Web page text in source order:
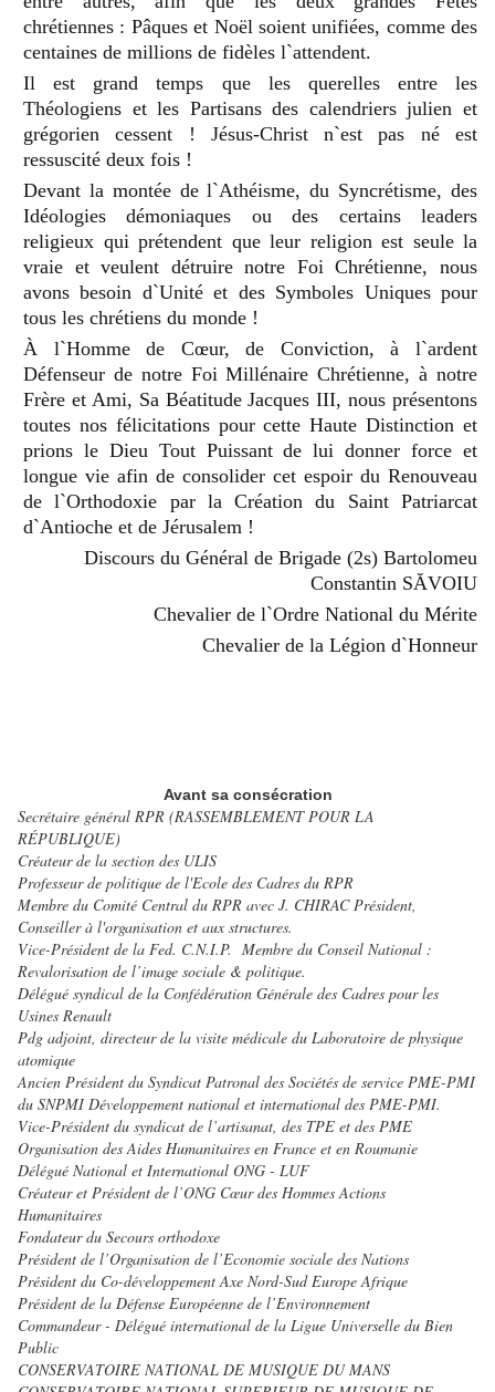
chrétiennes : Pâques et Noël soient unifiées, comme des
centaines de millions de fidèles l`attendent.
Il est grand temps que les querelles entre les
Théologiens et les Partisans des calendriers julien et
grégorien cessent ! Jésus-Christ n`est pas né est
ressuscité deux fois !
Devant la montée de l`Athéisme, du Syncrétisme, des
Idéologies démoniaques ou des certains leaders
religieux qui prétendent que leur religion est seule la
vraie et veulent détruire notre Foi Chrétienne, nous
avons besoin d`Unité et des Symboles Uniques pour
tous les chrétiens du monde !
À l`Homme de Cœur, de Conviction, à l`ardent
Défenseur de notre Foi Millénaire Chrétienne, à notre
Frère et Ami, Sa Béatitude Jacques III, nous présentons
toutes nos félicitations pour cette Haute Distinction et
prions le Dieu Tout Puissant de lui donner force et
longue vie afin de consolider cet espoir du Renouveau
de l`Orthodoxie par la Création du Saint Patriarcat
d`Antioche et de Jérusalem !
Discours du Général de Brigade (2s) Bartolomeu
Constantin SĂVOIU
Chevalier de l`Ordre National du Mérite
Chevalier de la Légion d`Honneur
Avant sa consécration
Secrétaire général RPR (RASSEMBLEMENT POUR LA
RÉPUBLIQUE)
Créateur de la section des ULIS
Professeur de politique de l'Ecole des Cadres du RPR
Membre du Comité Central du RPR avec J. CHIRAC Président,
Conseiller à l'organisation et aux structures.
Vice-Président de la Fed. C.N.I.P. Membre du Conseil National :
Revalorisation de l’image sociale & politique.
Délégué syndical de la Confédération Générale des Cadres pour les
Usines Renault
Pdg adjoint, directeur de la visite médicale du Laboratoire de physique
atomique
Ancien Président du Syndicat Patronal des Sociétés de service PME-PMI
du SNPMI Développement national et international des PME-PMI.
Vice-Président du syndicat de l’artisanat, des TPE et des PME
Organisation des Aides Humanitaires en France et en Roumanie
Délégué National et International ONG - LUF
Créateur et Président de l’ONG Cœur des Hommes Actions
Humanitaires
Fondateur du Secours orthodoxe
Président de l’Organisation de l’Economie sociale des Nations
Président du Co-développement Axe Nord-Sud Europe Afrique
Président de la Défense Européenne de l’Environnement
Commandeur - Délégué international de la Ligue Universelle du Bien
Public
CONSERVATOIRE NATIONAL DE MUSIQUE DU MANS